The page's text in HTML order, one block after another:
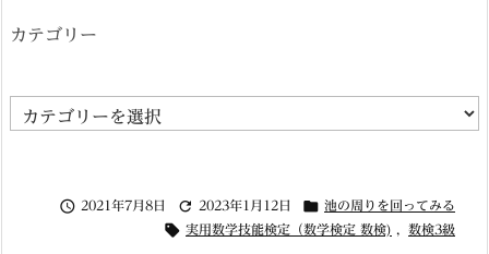
カテゴリー
カ
 2021年7月8日  2023年1月12日  池の周りを回ってみる
 実用数学技能検定（数学検定 数検) 数検3級